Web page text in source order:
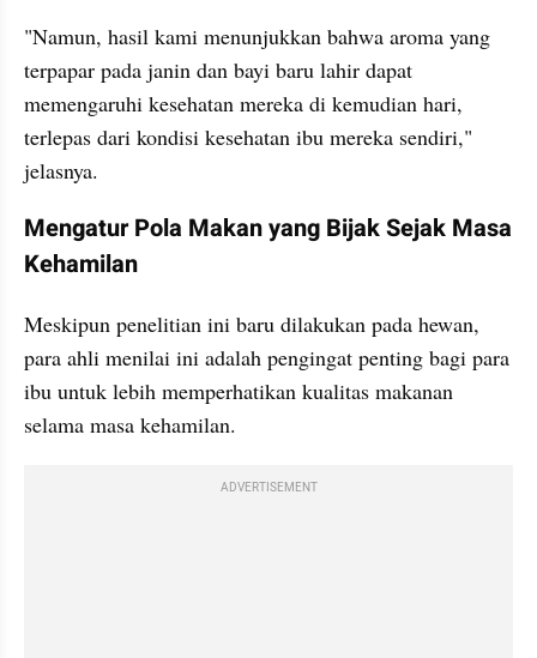
"Namun, hasil kami menunjukkan bahwa aroma yang
terpapar pada janin dan bayi baru lahir dapat
memengaruhi kesehatan mereka di kemudian hari,
terlepas dari kondisi kesehatan ibu mereka sendiri,"
jelasnya.
Mengatur Pola Makan yang Bijak Sejak Masa
Kehamilan
Meskipun penelitian ini baru dilakukan pada hewan,
para ahli menilai ini adalah pengingat penting bagi para
ibu untuk lebih memperhatikan kualitas makanan
selama masa kehamilan.
ADVERTISEMENT